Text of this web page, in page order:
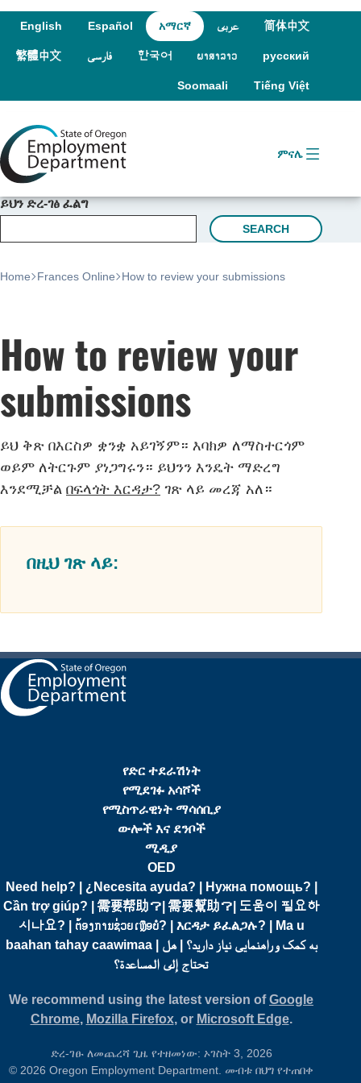
Skip to language switcher
Skip to navigation
Skip to content
English Español አማርኛ عربى 简体中文
繁體中文 فارسی 한국어 ພາສາລາວ русский
Soomaali Tiếng Việt
ምናሌ
ይህን ድረ-ገፅ ፈልግ
SEARCH
Home Frances Online How to review your submissions
How to review your
submissions
ይህ ቅጽ በእርስዎ ቋንቋ አይገኝም። እባክዎ ለማስተርጎም
ወይም ለትርጉም ያነጋግሩን። ይህንን እንዴት ማድረግ
እንደሚቻል በፍላጎት እርዳታ? ገጽ ላይ መረጃ አለ።
በዚህ ገጽ ላይ:
የድር ተደራሽነት
የሚደገፉ አሳሾች
የሚስጥራዊነት ማሳሰቢያ
ውሎች እና ደንቦች
ሚዲያ
OED
Need help? | ¿Necesita ayuda? | Нужна помощь? |
Cần trợ giúp? | 需要帮助？| 需要幫助？| 도움이 필요하
시나요? | ຕ້ອງການຊ່ວຍເຫຼືອບໍ? | እርዳታ ይፈልጋሉ? | Ma u
baahan tahay caawimaa | به کمک و راهنمایی نیاز دارید؟ | هل
تحتاج إلى المساعدة؟
We recommend using the latest version ofGoogle
Chrome, Mozilla Firefox, or Microsoft Edge.
ድረ-ገፁ ለመጨረሻ ጊዜ የተዘመነው: ኦገስት 3, 2026
© 2026 Oregon Employment Department. መብቱ በህግ የተጠበቀ